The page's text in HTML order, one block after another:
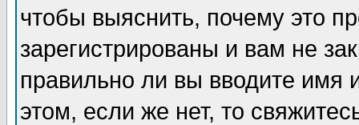
чтобы выяснить, почему это
зарегистрированы и вам не
правильно ли вы вводите
этом, если же нет, то